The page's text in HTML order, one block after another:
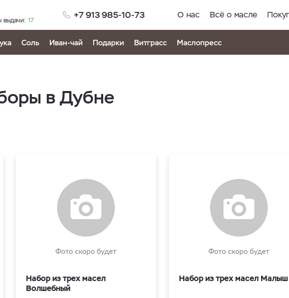
+7 913 985-10-73
выдачи: 17
О нас Всё о масле
Соль Иван-чай Подарки Витграсс Маслопресс
в Дубне
Набор из трех масел
Волшебный
Набор из трех масел Малыш